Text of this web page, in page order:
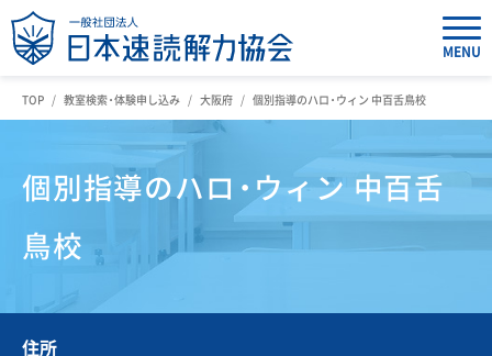
MENU
TOP 教室検索・体験申し込み 大阪府 個別指導のハロ・ウィン 中百舌鳥校
個別指導のハロ・ウィン 中百舌
鳥校
住所